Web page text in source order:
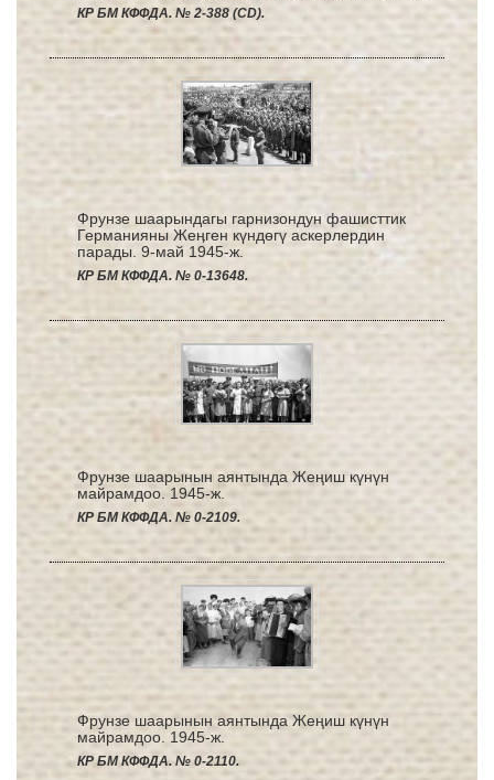
КР БМ КФФДА. № 2-388 (CD).
Фрунзе шаарындагы гарнизондун фашисттик
Германияны Жеӊген күндөгү аскерлердин
парады. 9-май 1945-ж.
КР БМ КФФДА. № 0-13648.
Фрунзе шаарынын аянтында Жеңиш күнүн
майрамдоо. 1945-ж.
КР БМ КФФДА. № 0-2109.
Фрунзе шаарынын аянтында Жеңиш күнүн
майрамдоо. 1945-ж.
КР БМ КФФДА. № 0-2110.